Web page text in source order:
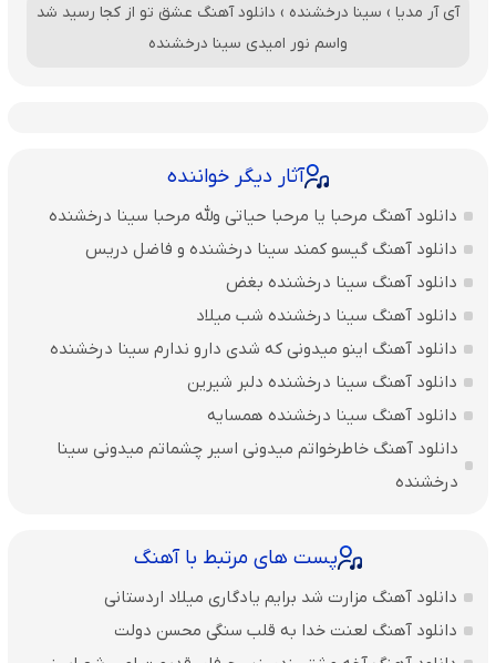
آی آر مدیا › سینا درخشنده › دانلود آهنگ عشق تو از کجا رسید شد
واسم نور امیدی سینا درخشنده
آثار دیگر خواننده
دانلود آهنگ مرحبا یا مرحبا حیاتی ولله مرحبا سینا درخشنده
دانلود آهنگ گیسو کمند سینا درخشنده و فاضل دریس
دانلود آهنگ سینا درخشنده بغض
دانلود آهنگ سینا درخشنده شب میلاد
دانلود آهنگ اینو میدونی که شدی دارو ندارم سینا درخشنده
دانلود آهنگ سینا درخشنده دلبر شیرین
دانلود آهنگ سینا درخشنده همسایه
دانلود آهنگ خاطرخواتم میدونی اسیر چشماتم میدونی سینا
درخشنده
پست های مرتبط با آهنگ
دانلود آهنگ مزارت شد برایم یادگاری میلاد اردستانی
دانلود آهنگ لعنت خدا به قلب سنگی محسن دولت